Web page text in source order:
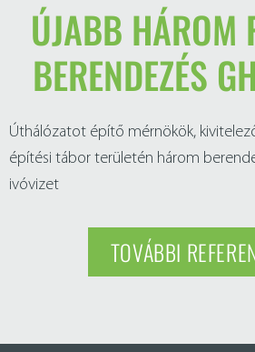
TOVÁBBI
ÚJABB HÁROM
BERENDEZÉS
Úthálózatot építő mérnökök,
építési tábor területén három
ivóvizet